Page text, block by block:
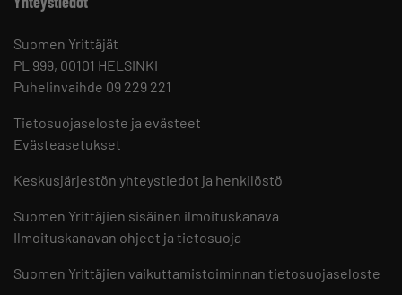
Suomen Yrittäjät
PL 999, 00101 HELSINKI
Puhelinvaihde 09 229 221
Tietosuojaseloste ja evästeet
Evästeasetukset
Keskusjärjestön yhteystiedot ja henkilöstö
Suomen Yrittäjien sisäinen ilmoituskanava
Ilmoituskanavan ohjeet ja tietosuoja
Suomen Yrittäjien vaikuttamistoiminnan tietosuojaseloste